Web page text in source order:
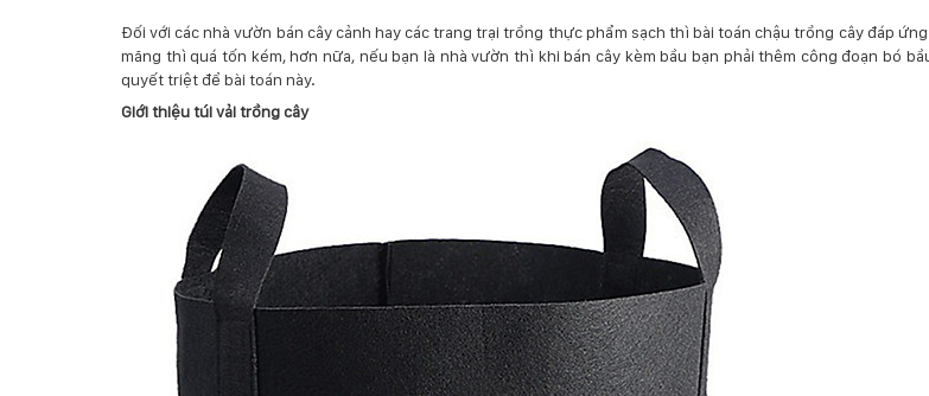
Đối với các nhà vườn bán cây cảnh hay các trang trại trồng thực phẩm sạch thì bài toán chậu trồng cây đáp
măng thì quá tốn kém, hơn nữa, nếu bạn là nhà vườn thì khi bán cây kèm bầu bạn phải thêm công đoạn bó
quyết triệt để bài toán này.
Giới thiệu túi vải trồng cây